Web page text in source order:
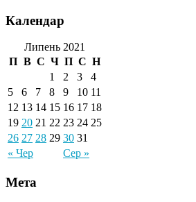
Календар
Липень 2021
П В С Ч П С Н
« Чер Сер »
1 2 3
4
5
6 7 8 9 10 11
12 13 14 15 16 17 18
19 20 21 22 23 24 25
26 27 28 29 30 31
Мета